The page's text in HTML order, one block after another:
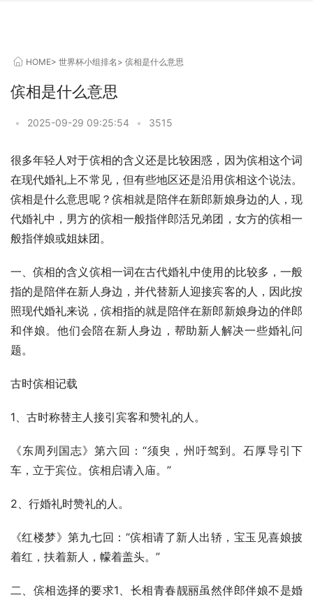
HOME> 世界杯小组排名 > 傧相是什么意思
傧相是什么意思
• 2025-09-29 09:25:54 • 3515
很多年轻人对于傧相的含义还是比较困惑，因为傧相这个词
在现代婚礼上不常见，但有些地区还是沿用傧相这个说法。
傧相是什么意思呢？傧相就是陪伴在新郎新娘身边的人，现
代婚礼中，男方的傧相一般指伴郎活兄弟团，女方的傧相一
般指伴娘或姐妹团。
一、傧相的含义傧相一词在古代婚礼中使用的比较多，一般
指的是陪伴在新人身边，并代替新人迎接宾客的人，因此按
照现代婚礼来说，傧相指的就是陪伴在新郎新娘身边的伴郎
和伴娘。他们会陪在新人身边，帮助新人解决一些婚礼问
题。
古时傧相记载
1、古时称替主人接引宾客和赞礼的人。
《东周列国志》第六回：“须臾，州吁驾到。石厚导引下
车，立于宾位。傧相启请入庙。”
2、行婚礼时赞礼的人。
《红楼梦》第九七回：“傧相请了新人出轿，宝玉见喜娘披
着红，扶着新人，幪着盖头。”
二、傧相选择的要求1、长相青春靓丽虽然伴郎伴娘不是婚